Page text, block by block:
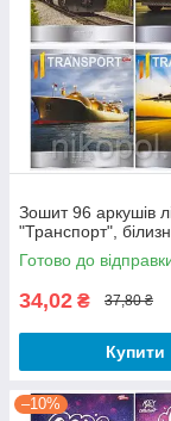
Зошит 96 аркушів
"Транспорт",
Готово до
34,02 ₴ 37,80 ₴
Купити
–10%